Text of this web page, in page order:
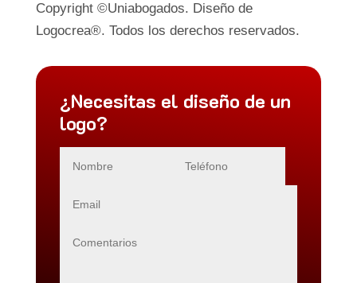
Copyright ©Uniabogados. Diseño de
Logocrea®. Todos los derechos reservados.
¿Necesitas el diseño de un
logo?